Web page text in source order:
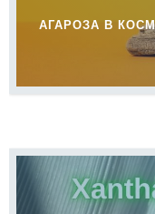
АГАРОЗА В